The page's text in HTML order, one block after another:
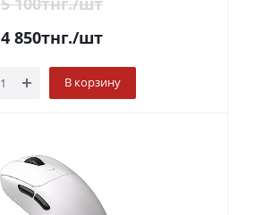
4 850тнг./шт
В корзину